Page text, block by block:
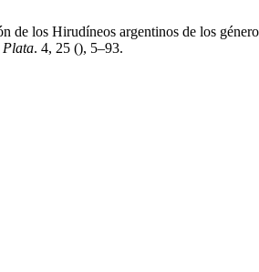
de los Hirudíneos argentinos de los
Plata. 4, 25 (), 5–93.